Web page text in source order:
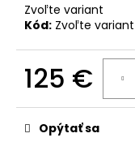
Zvoľte variant
Kód: Zvoľte variant
125 €
cena:
Opýtať sa